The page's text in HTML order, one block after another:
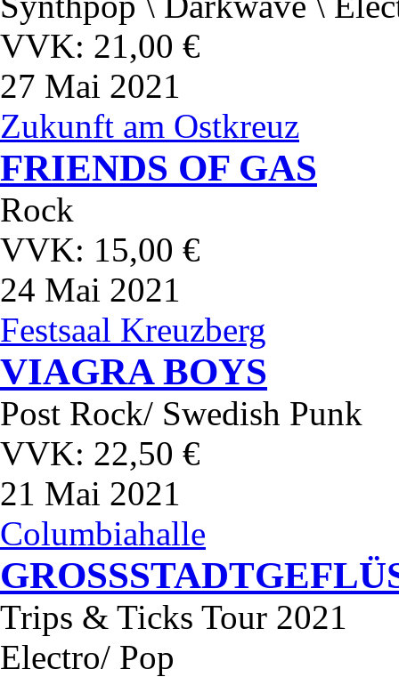
VVK: 21,00 €
27 Mai 2021
Zukunft am Ostkreuz
FRIENDS OF GAS
Rock
VVK: 15,00 €
24 Mai 2021
Festsaal Kreuzberg
VIAGRA BOYS
Post Rock/ Swedish Punk
VVK: 22,50 €
21 Mai 2021
Columbiahalle
Trips & Ticks Tour 2021
Electro/ Pop